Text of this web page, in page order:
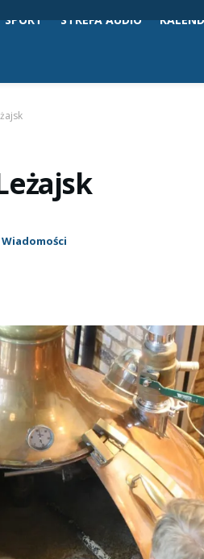
SPORT STREFA AUDIO
Wiadomości